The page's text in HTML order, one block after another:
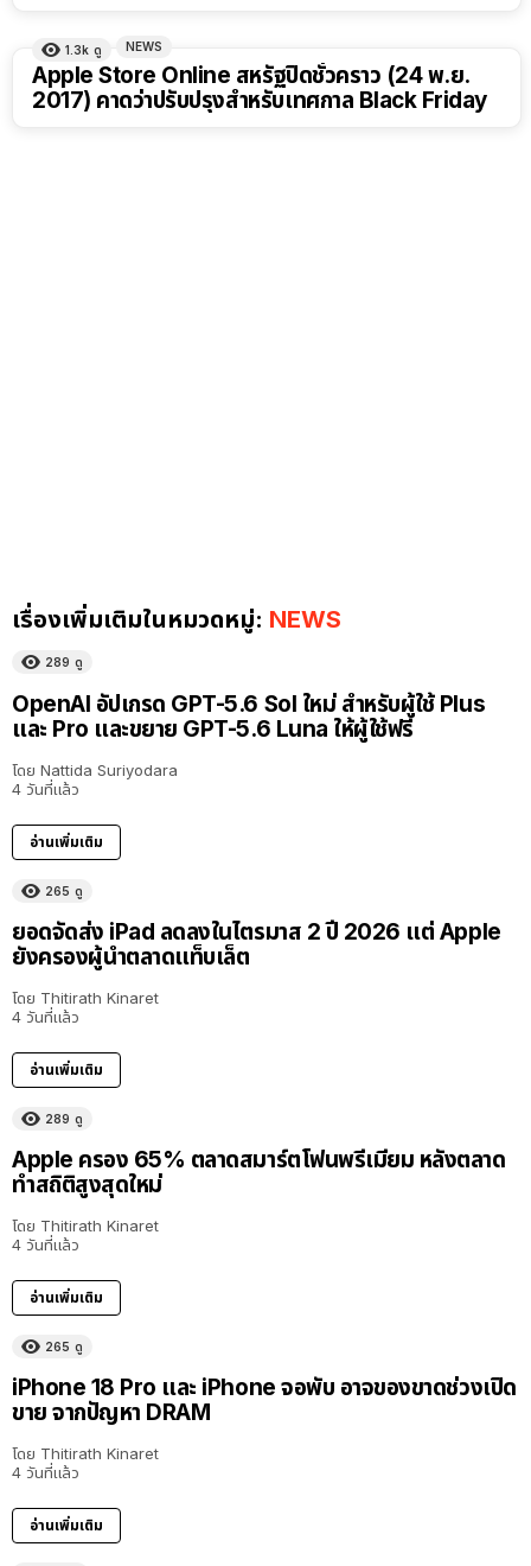
1.3k ดู NEWS
Apple Store Online สหรัฐปิดชั่วคราว (24 พ.ย.
2017) คาดว่าปรับปรุงสำหรับเทศกาล Black Friday
เรื่องเพิ่มเติมในหมวดหมู่: NEWS
289 ดู
OpenAI อัปเกรด GPT-5.6 Sol ใหม่ สำหรับผู้ใช้ Plus
และ Pro และขยาย GPT-5.6 Luna ให้ผู้ใช้ฟรี
โดย Nattida Suriyodara
4 วันที่แล้ว
อ่านเพิ่มเติม
265 ดู
ยอดจัดส่ง iPad ลดลงในไตรมาส 2 ปี 2026 แต่ Apple
ยังครองผู้นำตลาดแท็บเล็ต
โดย Thitirath Kinaret
4 วันที่แล้ว
อ่านเพิ่มเติม
289 ดู
Apple ครอง 65% ตลาดสมาร์ตโฟนพรีเมียม หลังตลาด
ทำสถิติสูงสุดใหม่
โดย Thitirath Kinaret
4 วันที่แล้ว
อ่านเพิ่มเติม
265 ดู
iPhone 18 Pro และ iPhone จอพับ อาจของขาดช่วงเปิด
ขาย จากปัญหา DRAM
โดย Thitirath Kinaret
4 วันที่แล้ว
อ่านเพิ่มเติม